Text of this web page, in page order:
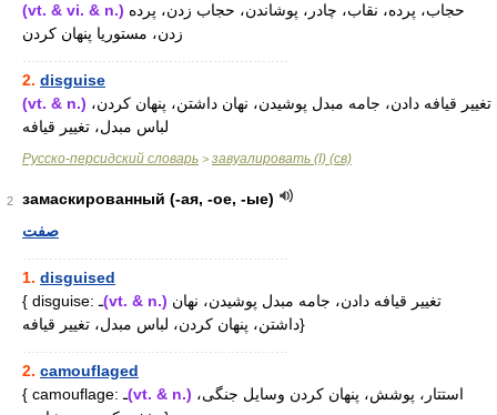
(vt. & vi. & n.)
زدن، مستوریا پنهان کردن
2. disguise
(vt. & n.)
لباس مبدل، تغییر قیافه
Русско-персидский словарь > завуалировать (I) (св)
2
замаскированный (-ая, -ое, -ые)
صفت
1. disguised
{ disguise: ـ(vt. & n.)
داشتن، پنهان کردن، لباس مبدل، تغییر قیافه}
2. camouflaged
{ camouflage: ـ(vt. & n.)